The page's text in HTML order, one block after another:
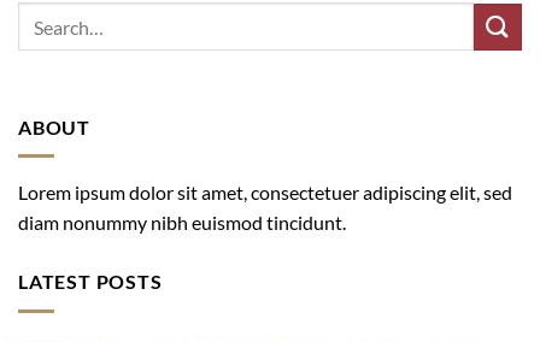
ABOUT
Lorem ipsum dolor sit amet, consectetuer adipiscing elit, sed
diam nonummy nibh euismod tincidunt.
LATEST POSTS